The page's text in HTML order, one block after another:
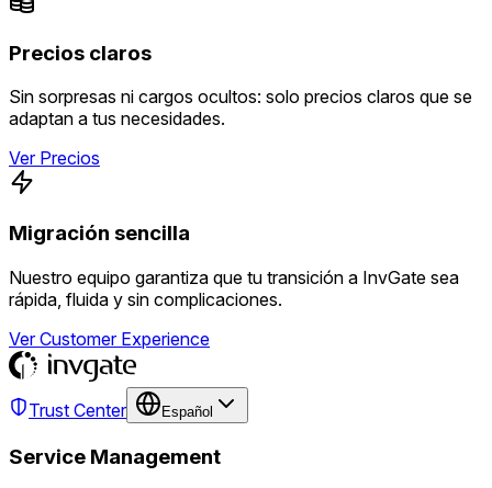
Precios claros
Sin sorpresas ni cargos ocultos: solo precios claros que se
adaptan a tus necesidades.
Ver Precios
Migración sencilla
Nuestro equipo garantiza que tu transición a InvGate sea
rápida, fluida y sin complicaciones.
Ver Customer Experience
Trust Center Español
Service Management